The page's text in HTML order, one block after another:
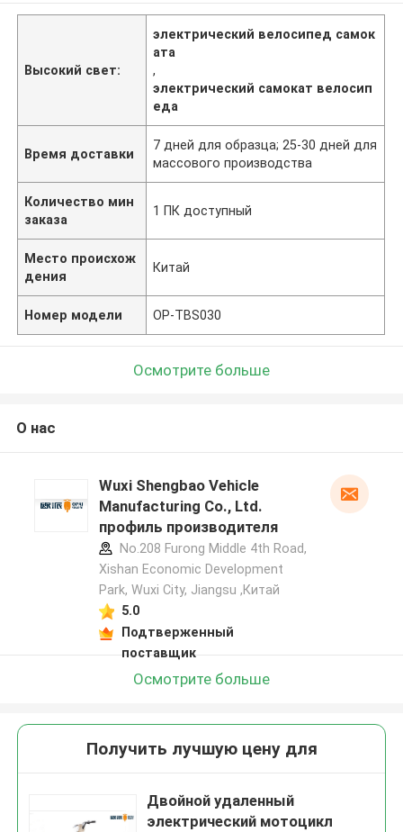
Высокий свет:
электрический велосипед самок
ата
,
электрический самокат велосип
еда
Время доставки
7 дней для образца; 25-30 дней для
массового производства
Количество мин
заказа
1 ПК доступный
Место происхож
дения
Китай
Номер модели OP-TBS030
Осмотрите больше
О нас
Wuxi Shengbao Vehicle
Manufacturing Co., Ltd.
профиль производителя
No.208 Furong Middle 4th Road,
Xishan Economic Development
Park, Wuxi City, Jiangsu ,Китай
5.0
Подтверженный
поставщик
Осмотрите больше
Получить лучшую цену для
Двойной удаленный
электрический мотоцикл